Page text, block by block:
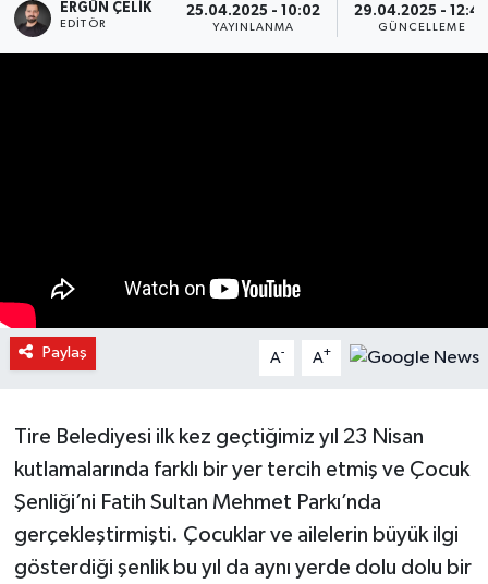
ERGÜN ÇELIK
EDITÖR
25.04.2025 - 10:02
YAYINLANMA
29.04.2025 -
GÜNCELLEME
Paylaş A- A+
Tire Belediyesi ilk kez geçtiğimiz yıl 23 Nisan
kutlamalarında farklı bir yer tercih etmiş ve Çocuk
Şenliği’ni Fatih Sultan Mehmet Parkı’nda
gerçekleştirmişti. Çocuklar ve ailelerin büyük ilgi
gösterdiği şenlik bu yıl da aynı yerde dolu dolu bir